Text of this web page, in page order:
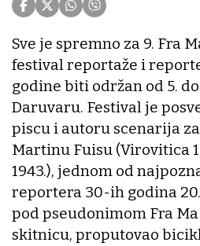
Sve je spremno za 9. Fra
festival reportaže i
godine biti održan od 5.
Daruvaru. Festival je
piscu i autoru scenarija
Martinu Fuisu (Virovitica
1943.), jednom od
reportera 30-ih godina
pod pseudonimom Fra
skitnicu, proputovao